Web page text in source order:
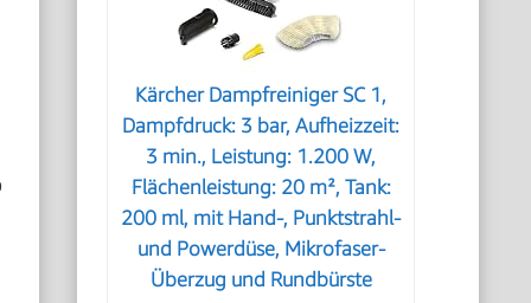
Kärcher Dampfreiniger SC 1,
Dampfdruck: 3 bar, Aufheizzeit:
3 min., Leistung: 1.200 W,
Flächenleistung: 20 m², Tank:
200 ml, mit Hand-, Punktstrahl-
und Powerdüse, Mikrofaser-
Überzug und Rundbürste